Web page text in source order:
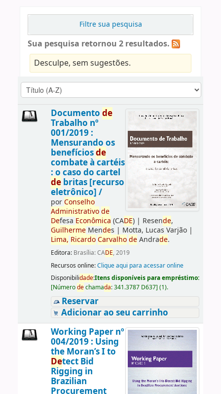
Filtre sua pesquisa
Sua pesquisa retornou 2 resultados.
Desculpe, sem sugestões.
Documento de
Trabalho nº
001/2019 :
Mensurando os
benefíciosde
combate à cartéis
: o caso do cartel
debritas [recurso
eletrônico] /
porConselho
Administrativo de
Defesa Econômica (CADE)| Resende,
GuilhermeMendes | Motta, Lucas Varjão|
Lima, Ricardo Carvalho deAndrade.
Editora: Brasília: CADE, 2019
Recursos online:Clique aqui para acessar online
Disponibilidade:Itens disponíveis para empréstimo:
[Númerodechamada:341.3787 D637] (1).
Reservar
Adicionar ao seu carrinho
Working Paper nº
004/2019 : Using
the Moran’s I to
Detect Bid
Rigging in
Brazilian
Procurement